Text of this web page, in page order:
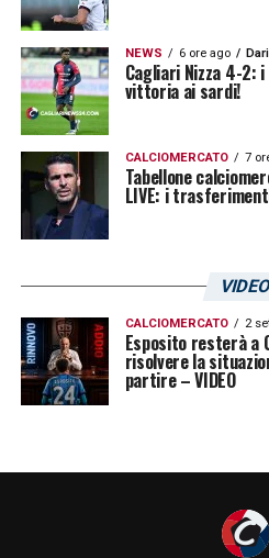
Saltata la pista siciliana,
rinnovato interesse del
spagnolo è rimasto
prestazioni
che nei prossimi giorni
un’offerta ufficiale al
definitivamente Zito
NEWS 6 ore ago
Cagliari Nizza 4-2:
vittoria ai sardi!
CALCIOMERCATO 7
Tabellone
LIVE: i
CALCIOMERCATO 2
Esposito resterà a
risolvere la
partire – VIDEO